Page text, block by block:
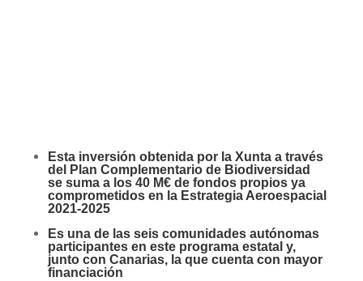
Esta inversión obtenida por la Xunta a través
del Plan Complementario de Biodiversidad
se suma a los 40 M€ de fondos propios ya
comprometidos en la Estrategia Aeroespacial
2021-2025
Es una de las seis comunidades autónomas
participantes en este programa estatal y,
junto con Canarias, la que cuenta con mayor
financiación